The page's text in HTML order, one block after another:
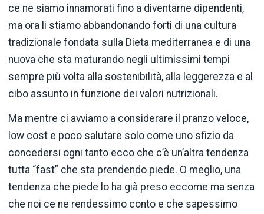
ce ne siamo innamorati fino a diventarne dipendenti,
ma ora li stiamo abbandonando forti di una cultura
tradizionale fondata sulla Dieta mediterranea e di una
nuova che sta maturando negli ultimissimi tempi
sempre più volta alla sostenibilità, alla leggerezza e al
cibo assunto in funzione dei valori nutrizionali.
Ma mentre ci avviamo a considerare il pranzo veloce,
low cost e poco salutare solo come uno sfizio da
concedersi ogni tanto ecco che c’è un’altra tendenza
tutta “fast” che sta prendendo piede. O meglio, una
tendenza che piede lo ha già preso eccome ma senza
che noi ce ne rendessimo conto e che sapessimo